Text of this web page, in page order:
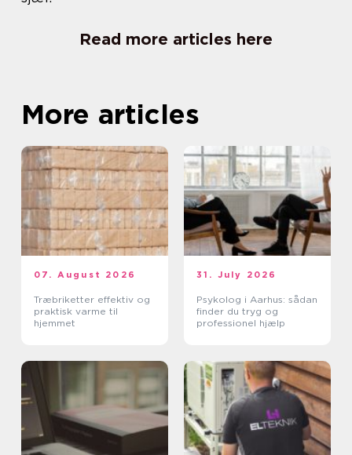
Read more articles here
More articles
07. August 2026
Træbriketter effektiv og
praktisk varme til
hjemmet
31. July 2026
Psykolog i Aarhus: sådan
finder du tryg og
professionel hjælp